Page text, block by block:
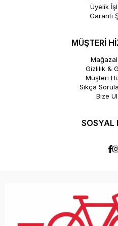
Üyelik
Garanti
MÜŞTERİ
Gizlilik &
Müşteri
Sıkça
Bize
SOSYAL